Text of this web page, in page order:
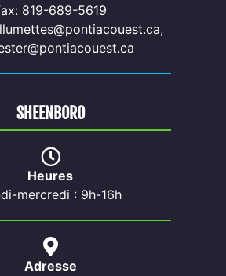
819-689-5619
SHEENBORO
Heures
mercredi : 9h-16h
Adresse